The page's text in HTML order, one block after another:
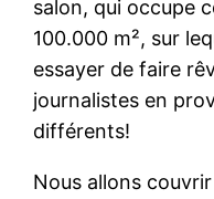
salon, qui occupe
100.000 m², sur
essayer de faire
journalistes en
différents!
Nous allons